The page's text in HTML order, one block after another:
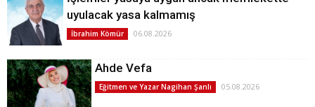
uyulacak yasa kalmamış
İbrahim Kömür 06.08.2026
Ahde Vefa
Eğitmen ve Yazar Nagihan Şanlı 05.08.2026